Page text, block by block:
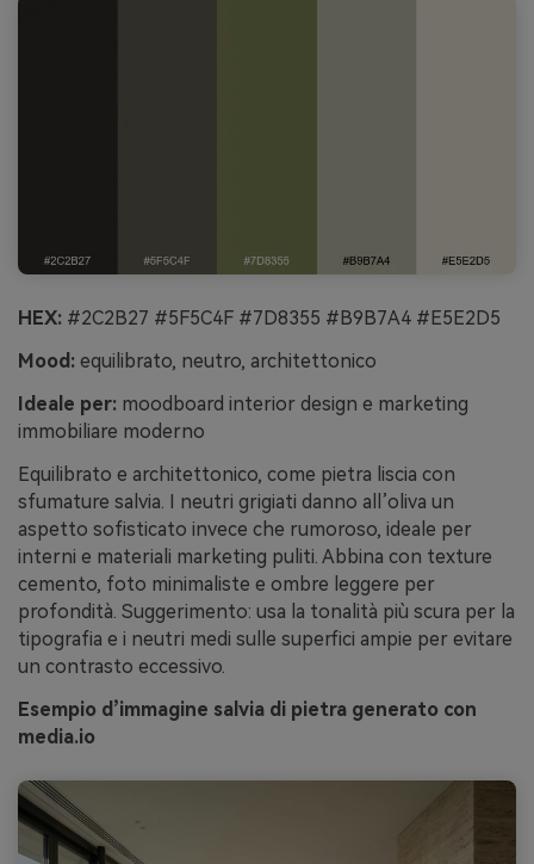
HEX: #2C2B27 #5F5C4F #7D8355 #B9B7A4 #E5E2D5
Mood: equilibrato, neutro, architettonico
Ideale per: moodboard interior design e marketing
immobiliare moderno
Equilibrato e architettonico, come pietra liscia con
sfumature salvia. I neutri grigiati danno all’oliva un
aspetto sofisticato invece che rumoroso, ideale per
interni e materiali marketing puliti. Abbina con texture
cemento, foto minimaliste e ombre leggere per
profondità. Suggerimento: usa la tonalità più scura per la
tipografia e i neutri medi sulle superfici ampie per evitare
un contrasto eccessivo.
Esempio d’immagine salvia di pietra generato con
media.io